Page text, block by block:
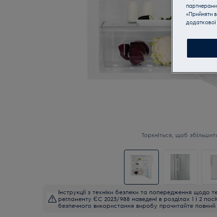
Торкніться, щоб
Інструкції з техніки безпеки та попередження щодо
регламенту ЄС 2023/988 наведені в розділах 1 і 2
безпечного використання виробу прочитайте повний
«Прийняти